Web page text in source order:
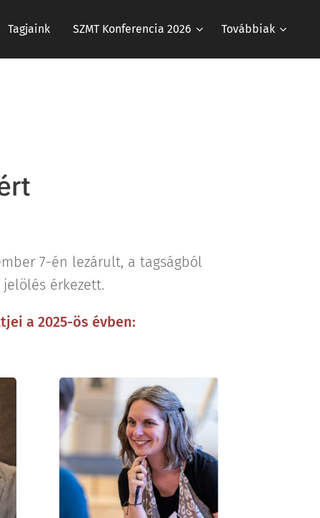
Tagjaink SZMT Konferencia 2026 Továbbiak
7-én lezárult, a tagságból
érkezett.
a 2025-ös évben: